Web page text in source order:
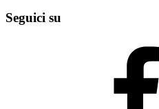
Seguici su